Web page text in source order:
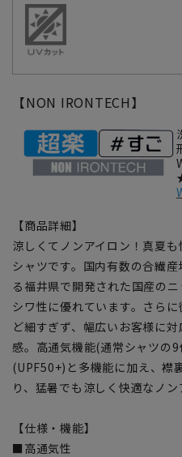
【NON IRONTECH】
【商品詳細】
涼しくてノンアイロン！真夏
シャツです。国内有数の合繊
る福井県で開発された国産の
シワ性に優れています。さら
ど細すぎず、幅広いお客様に
感。高通気機能(通常シャツの
(UPF50+)と多機能に加え、襟
り、猛暑でも涼しく快適なノン
【仕様・機能】
■高通気性